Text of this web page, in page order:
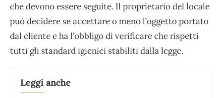
che devono essere seguite. Il proprietario del locale
può decidere se accettare o meno l’oggetto portato
dal cliente e ha l’obbligo di verificare che rispetti
tutti gli standard igienici stabiliti dalla legge.
Leggi anche